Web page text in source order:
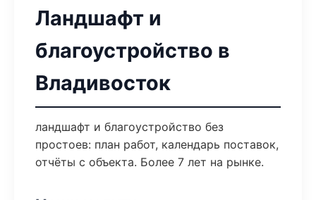
Ландшафт и
благоустройство в
Владивосток
ландшафт и благоустройство без
простоев: план работ, календарь поставок,
отчёты с объекта. Более 7 лет на рынке.